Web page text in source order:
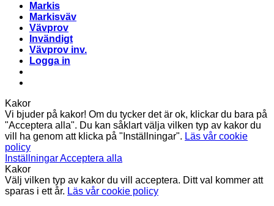
Markis
Markisväv
Vävprov
Invändigt
Vävprov inv.
Logga in
Kakor
Vi bjuder på kakor! Om du tycker det är ok, klickar du bara på
"Acceptera alla". Du kan såklart välja vilken typ av kakor du
vill ha genom att klicka på "Inställningar". Läs vår cookie
policy
InställningarAcceptera alla
Kakor
Välj vilken typ av kakor du vill acceptera. Ditt val kommer att
sparas i ett år. Läs vår cookie policy